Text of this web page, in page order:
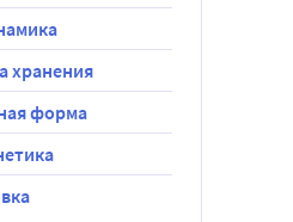
хранения
форма